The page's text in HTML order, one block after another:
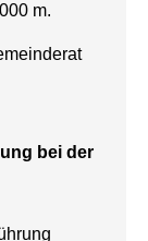
m.
bei der